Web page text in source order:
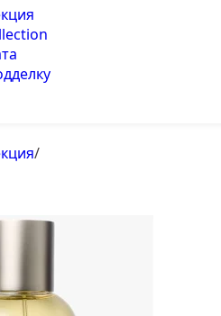
/